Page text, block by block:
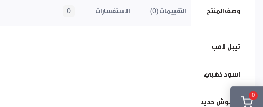
0
وصف المنتج التقييمات (0) الاستفسارات 0
تيبل لامب
اسود ذهبي
طربوش حديد